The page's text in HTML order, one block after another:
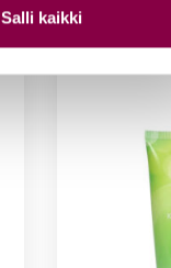
Salli kaikki